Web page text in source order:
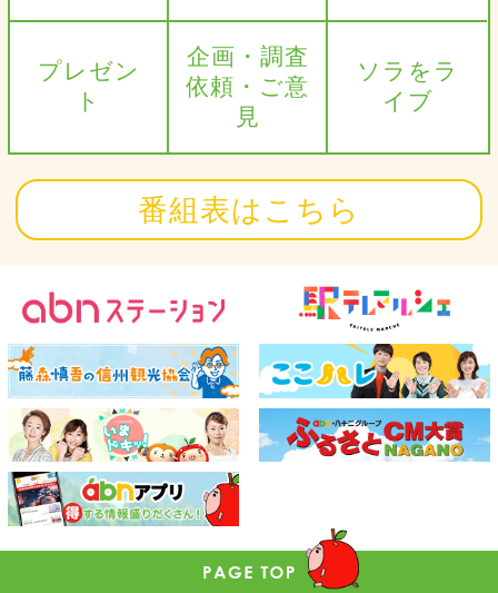
プレゼン
ト
企画・調査
依頼・ご意
見
ソラをラ
イブ
番組表はこちら